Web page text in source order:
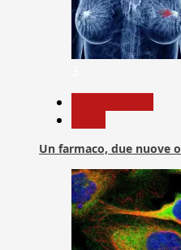
Un farmaco, due nuove